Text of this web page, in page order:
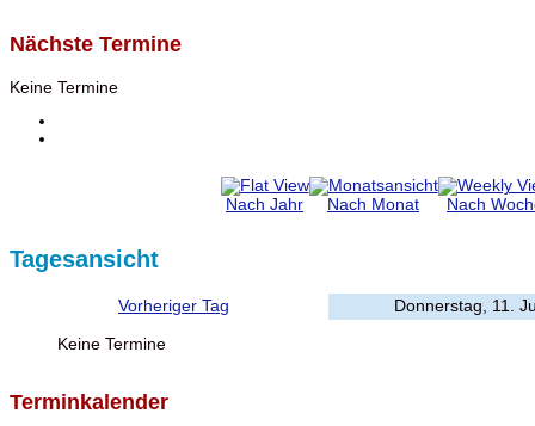
Nächste Termine
Keine Termine
Nach Jahr Nach Monat Nach
Tagesansicht
Vorheriger Tag Donnerstag, 11.
Keine Termine
Terminkalender